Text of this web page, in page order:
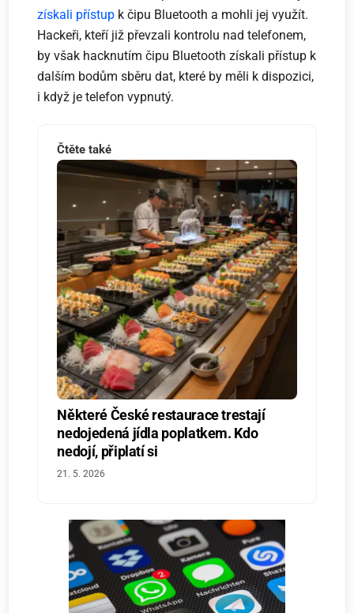
získali přístup k čipu Bluetooth a mohli jej využít.
Hackeři, kteří již převzali kontrolu nad telefonem,
by však hacknutím čipu Bluetooth získali přístup k
dalším bodům sběru dat, které by měli k dispozici,
i když je telefon vypnutý.
Čtěte také
Některé České restaurace trestají
nedojedená jídla poplatkem. Kdo
nedojí, připlatí si
21. 5. 2026